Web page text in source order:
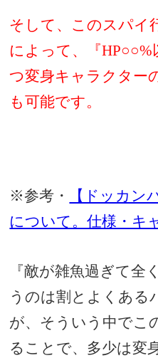
そして、このスパイ
によって、『
つ変身キャラクター
も可能です。
※参考・
【ドッカン
について。仕様・キ
『敵が雑魚過ぎて全
うのは割とよくある
が、そういう中でこ
ることで、多少は変